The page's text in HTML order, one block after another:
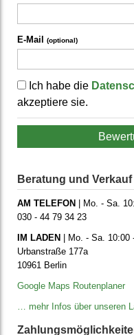
E-Mail (optional)
Ich habe die
akzeptiere sie.
Beratung und Verkauf
AM TELEFON
| Mo. - Sa.
030 - 44 79 34 23
IM LADEN
| Mo. - Sa. 10:00
Urbanstraße 177a
10961 Berlin
Google Maps Routenplaner
… mehr Infos über unseren